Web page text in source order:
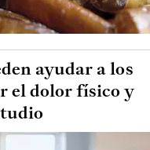
ayudar a los
el dolor físico y